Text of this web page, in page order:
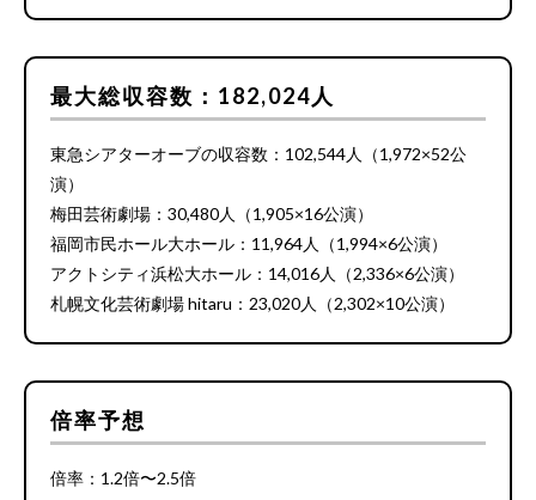
最大総収容数：182,024人
東急シアターオーブの収容数：102,544人（1,972×52公
演）
梅田芸術劇場：30,480人（1,905×16公演）
福岡市民ホール大ホール：11,964人（1,994×6公演）
アクトシティ浜松大ホール：14,016人（2,336×6公演）
札幌文化芸術劇場 hitaru：23,020人（2,302×10公演）
倍率予想
倍率：1.2倍〜2.5倍